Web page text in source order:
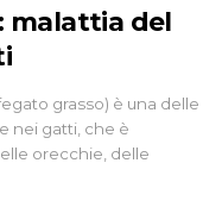
malattia del
grasso) è una delle
nei gatti, che è
orecchie, delle